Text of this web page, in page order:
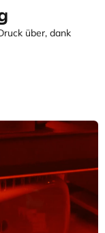
über, dank